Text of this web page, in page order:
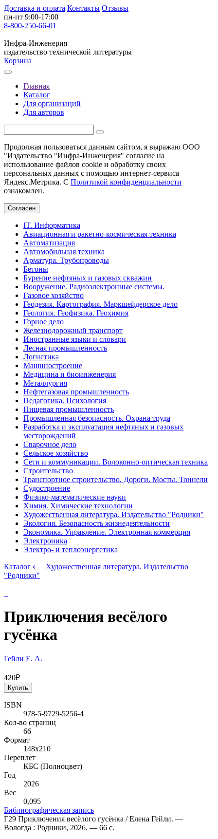
Доставка и оплата Контакты Отзывы
пн-пт 9:00-17:00
8-800-250-66-01
Инфра-Инженерия
издательство технической литературы
Корзина
Главная
Каталог
Для организаций
Для авторов
Продолжая пользоваться данным сайтом, я выражаю ООО
"Издательство "Инфра-Инженерия" согласие на
использование файлов cookie и обработку своих
персональных данных с помощью интернет-сервиса
Яндекс.Метрика. С Политикой конфиденциальности
ознакомлен.
Согласен
IT. Информатика
Авиационная и ракетно-космическая техника
Автоматизация
Автомобильная техника
Арматура. Трубопроводы
Бетоны
Бурение нефтяных и газовых скважин
Вооружение. Радиоэлектронные системы.
Газовое хозяйство
Геодезия. Картография. Маркшейдерское дело
Геология. Геофизика. Геохимия
Горное дело
Железнодорожный транспорт
Иностранные языки и словари
Лесная промышленность
Логистика
Машиностроение
Медицина и биоинженерия
Металлургия
Нефтегазовая промышленность
Педагогика. Психология
Пищевая промышленность
Промышленная безопасность. Охрана труда
Разработка и эксплуатация нефтяных и газовых
месторождений
Сварочное дело
Сельское хозяйство
Сети и коммуникации. Волоконно-оптическая техника
Строительство
Транспортное строительство. Дороги. Мосты. Тоннели
Судостроение
Физико-математические науки
Химия. Химические технологии
Художественная литература. Издательство "Родники"
Экология. Безопасность жизнедеятельности
Экономика. Управление. Электронная коммерция
Электроника
Электро- и теплоэнергетика
Каталог ⟵ Художественная литература. Издательство
"Родники"
Приключения весёлого
гусёнка
Гейли Е. А.
420₽
Купить
ISBN
978-5-9729-5256-4
Кол-во страниц
66
Формат
148х210
Переплет
КБС (Полноцвет)
Год
2026
Вес
0,095
Библиографическая запись
Г29 Приключения весёлого гусёнка / Елена Гейли. —
Вологда : Родники, 2026. — 66 с.